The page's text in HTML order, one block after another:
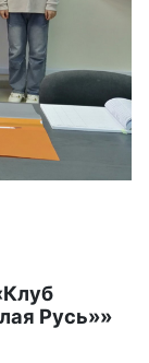
Русь»»